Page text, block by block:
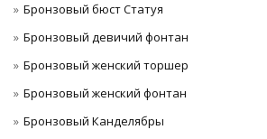
Бронзовый бюст Статуя
Бронзовый девичий фонтан
Бронзовый женский торшер
Бронзовый женский фонтан
Бронзовый Канделябры